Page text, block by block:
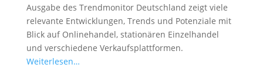
Ausgabe des Trendmonitor Deutschland zeigt viele
relevante Entwicklungen, Trends und Potenziale mit
Blick auf Onlinehandel, stationären Einzelhandel
und verschiedene Verkaufsplattformen.
Weiterlesen…